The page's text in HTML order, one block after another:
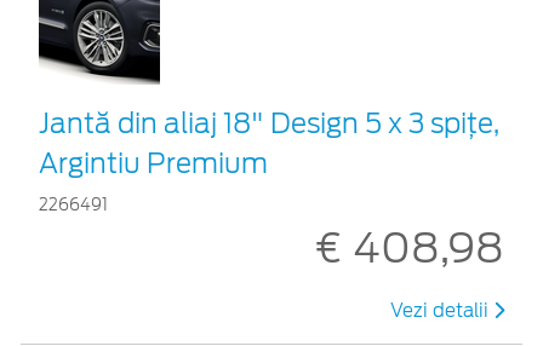
Jantă din aliaj 18" Design 5 x 3 spițe,
Argintiu Premium
2266491
€ 408,98
Vezi detalii